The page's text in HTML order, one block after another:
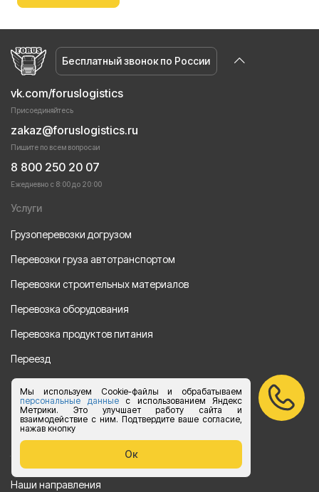
Мы используем Cookie-файлы и обрабатываем
персональные данныес использованием Яндекс
Метрики. Это улучшает работу сайта и
взаимодействие с ним. Подтвердите ваше согласие,
нажав кнопку
Ок
Бесплатный звонок по России
vk.com/foruslogistics
Присоединяйтесь
zakaz@foruslogistics.ru
Пишите по всем вопросаи
8 800 250 20 07
Ежедневно с 8:00 до 20:00
Услуги
Грузоперевозки догрузом
Перевозки груза автотранспортом
Перевозки строительных материалов
Перевозка оборудования
Перевозка продуктов питания
Переезд
Рефрежераторные перевозки
Перевозки автотехники
Перевозка алкогольной продукции
Наши направления